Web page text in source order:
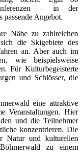
– in der
passende Angebot.
Nähe zu zahlreichen
die Skigebiete des
an. Aber auch im
wie beispielsweise
Für Kulturbegeisterte
und Schlösser, die
eine attraktive
Veranstaltungen. Hier
und die Teilnehmer
konzentrieren. Die
Natur und kulturellen
zu einem